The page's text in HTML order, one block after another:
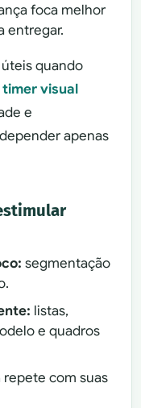
foca melhor
entregar.
quando
timer visual
e
apenas
segmentação
listas,
e quadros
repete com suas